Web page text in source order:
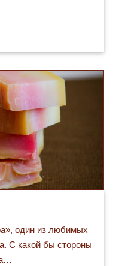
один из любимых
С какой бы стороны